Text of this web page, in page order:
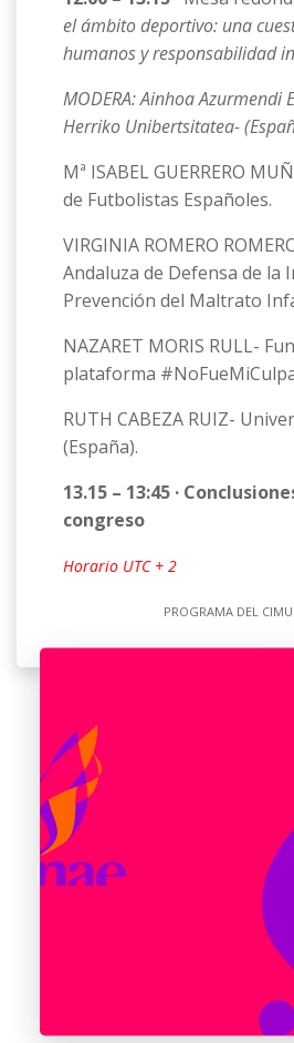
el ámbito deportivo: una
humanos y responsabilidad
MODERA: Ainhoa Azurmendi
Herriko Unibertsitatea-
Mª ISABEL GUERRERO
de Futbolistas Españoles.
VIRGINIA ROMERO
Andaluza de Defensa de la
Prevención del Maltrato
NAZARET MORIS RULL-
plataforma
RUTH CABEZA RUIZ-
(España).
13.15 – 13:45 ·
congreso
Horario UTC + 2
PROGRAMA DEL